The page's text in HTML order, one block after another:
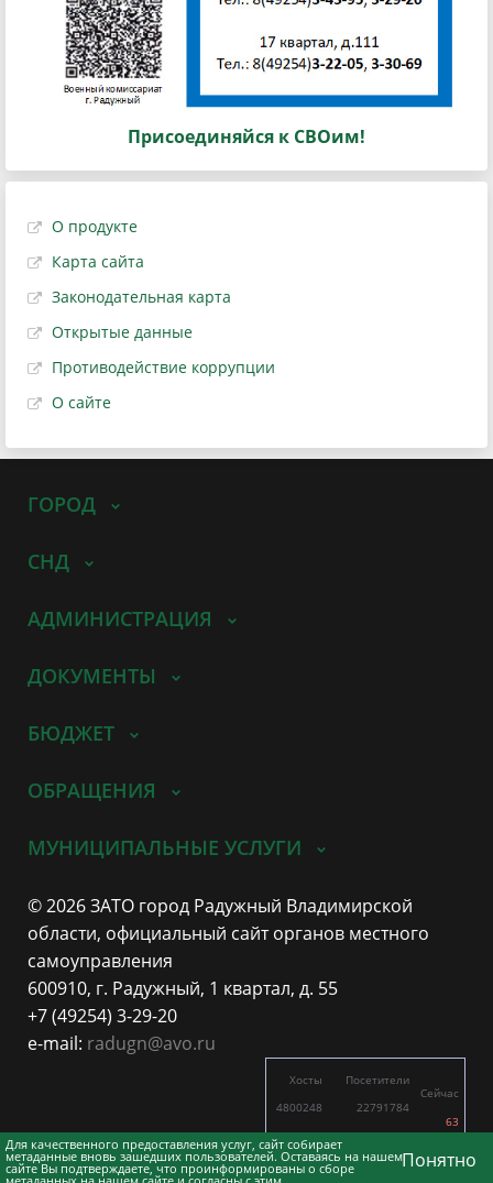
Присоединяйся к СВОим!
О продукте
Карта сайта
Законодательная карта
Открытые данные
Противодействие коррупции
О сайте
Для качественного предоставления услуг, сайт собирает
метаданные вновь зашедших пользователей. Оставаясь на нашем
сайте Вы подтверждаете, что проинформированы о сборе Понятно
ГОРОД
СНД
АДМИНИСТРАЦИЯ
ДОКУМЕНТЫ
БЮДЖЕТ
ОБРАЩЕНИЯ
МУНИЦИПАЛЬНЫЕ УСЛУГИ
© 2026 ЗАТО город Радужный Владимирской
области, официальный сайт органов местного
самоуправления
600910, г. Радужный, 1 квартал, д. 55
+7 (49254) 3-29-20
e-mail: radugn@avo.ru
Хосты
4800248
5676
Посетители
22791784
11309
Сейчас
63